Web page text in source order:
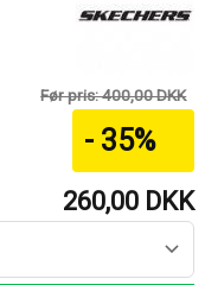
Før pris: 400,00 DKK
- 35%
260,00 DKK